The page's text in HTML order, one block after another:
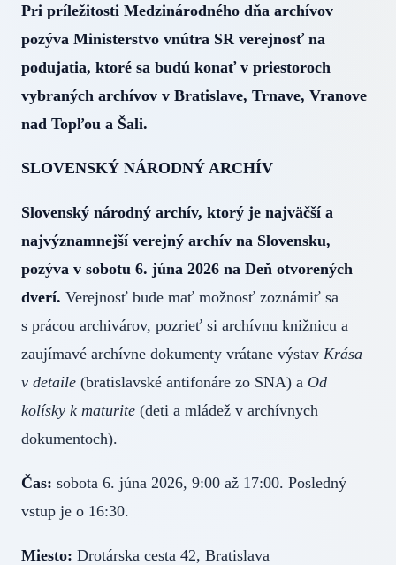
Pri príležitosti Medzinárodného dňa archívov
pozýva Ministerstvo vnútra SR verejnosť na
podujatia, ktoré sa budú konať v priestoroch
vybraných archívov v Bratislave, Trnave, Vranove
nad Topľou a Šali.
SLOVENSKÝ NÁRODNÝ ARCHÍV
Slovenský národný archív, ktorý je najväčší a
najvýznamnejší verejný archív na Slovensku,
pozýva v sobotu 6. júna 2026 na Deň otvorených
dverí. Verejnosť bude mať možnosť zoznámiť sa
s prácou archivárov, pozrieť si archívnu knižnicu a
zaujímavé archívne dokumenty vrátane výstav Krása
v detaile (bratislavské antifonáre zo SNA) a Od
kolísky k maturite (deti a mládež v archívnych
dokumentoch).
Čas: sobota 6. júna 2026, 9:00 až 17:00. Posledný
vstup je o 16:30.
Miesto: Drotárska cesta 42, Bratislava